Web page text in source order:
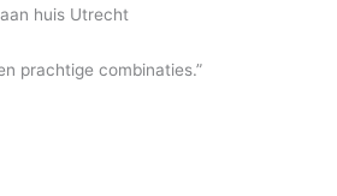
huis Utrecht
prachtige combinaties.”